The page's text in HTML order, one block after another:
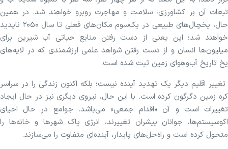
تبعات آن بر کشاورزی، سلامت و مهاجرت روبرو خواهند شد. در همین
حال، یخچال‌های طبیعی در یک‌سوم مکان‌های فعلی تا سال ۲۰۵۰ ناپدید
خواهند شد؛ این یعنی از دست رفتن منابع حیاتی آب شیرین برای
میلیون‌ها انسان و از دست رفتن شواهد علمی ارزشمندی که در لایه‌های
یخ تاریخ آب‌وهوای زمین ثبت شده است.
تغییر اقلیم دیگر یک تهدید آینده نیست؛ بلکه اکنون زندگی را در سراسر
کره زمین دگرگون کرده است. با این حال، نیروی دیگری نیز در حال ایجاد
تغییرات است و آن «اقدام جمعی» می‌باشد. جوامع در حال احیای
اکوسیستم‌ها، جوانان پیشران تغییرند، انرژی پاک شهرها و خانه‌ها را
متحول کرده است و راه‌حل‌های پایدار، آینده‌ای متفاوت را می‌سازند.